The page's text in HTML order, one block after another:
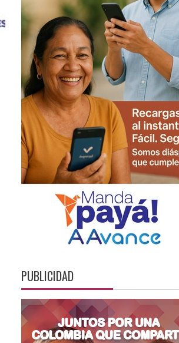
PUBLICIDAD